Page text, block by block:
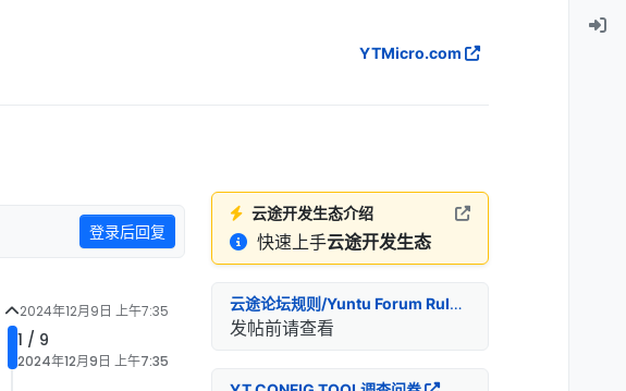
YTMicro.com
登录后回复
2024年12月9日 上午7:35
1 / 9
2024年12月9日 上午7:35
云途开发生态介绍
快速上手云途开发生态
云途论坛规则/Yuntu Forum Rules
发帖前请查看